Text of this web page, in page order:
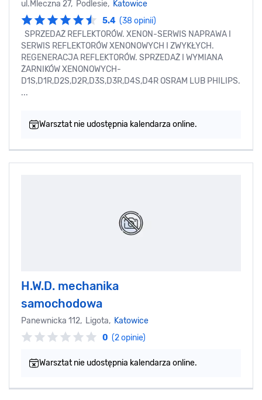
ul.Mleczna 27, Podlesie, Katowice
5.4 (38 opinii)
SPRZEDAŻ REFLEKTORÓW. XENON-SERWIS NAPRAWA I
SERWIS REFLEKTORÓW XENONOWYCH I ZWYKŁYCH.
REGENERACJA REFLEKTORÓW. SPRZEDAŻ I WYMIANA
ŻARNIKÓW XENONOWYCH-
D1S,D1R,D2S,D2R,D3S,D3R,D4S,D4R OSRAM LUB PHILIPS.
...
Warsztat nie udostępnia kalendarza online.
H.W.D. mechanika
samochodowa
Panewnicka 112, Ligota, Katowice
0 (2 opinie)
Warsztat nie udostępnia kalendarza online.